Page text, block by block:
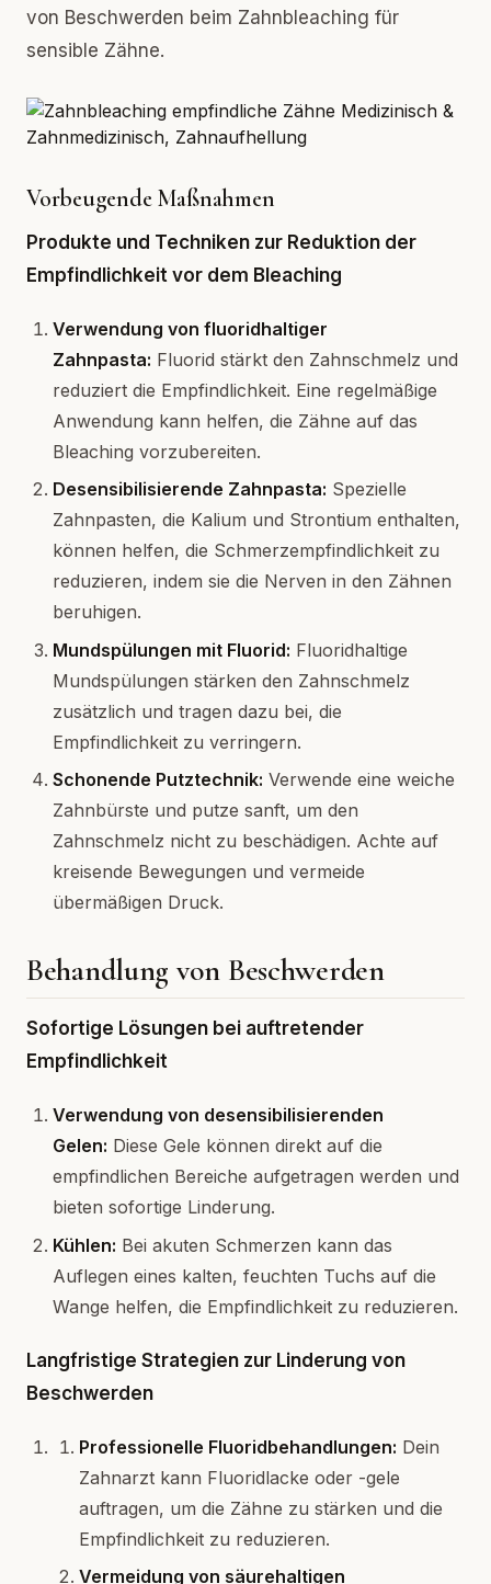
von Beschwerden beim Zahnbleaching für
sensible Zähne.
Vorbeugende Maßnahmen
Produkte und Techniken zur Reduktion der
Empfindlichkeit vor dem Bleaching
Verwendung von fluoridhaltiger
Zahnpasta: Fluorid stärkt den Zahnschmelz und
reduziert die Empfindlichkeit. Eine regelmäßige
Anwendung kann helfen, die Zähne auf das
Bleaching vorzubereiten.
Desensibilisierende Zahnpasta: Spezielle
Zahnpasten, die Kalium und Strontium enthalten,
können helfen, die Schmerzempfindlichkeit zu
reduzieren, indem sie die Nerven in den Zähnen
beruhigen.
Mundspülungen mit Fluorid: Fluoridhaltige
Mundspülungen stärken den Zahnschmelz
zusätzlich und tragen dazu bei, die
Empfindlichkeit zu verringern.
Schonende Putztechnik: Verwende eine weiche
Zahnbürste und putze sanft, um den
Zahnschmelz nicht zu beschädigen. Achte auf
kreisende Bewegungen und vermeide
übermäßigen Druck.
Behandlung von Beschwerden
Sofortige Lösungen bei auftretender
Empfindlichkeit
Verwendung von desensibilisierenden
Gelen: Diese Gele können direkt auf die
empfindlichen Bereiche aufgetragen werden und
bieten sofortige Linderung.
Kühlen: Bei akuten Schmerzen kann das
Auflegen eines kalten, feuchten Tuchs auf die
Wange helfen, die Empfindlichkeit zu reduzieren.
Langfristige Strategien zur Linderung von
Beschwerden
Professionelle Fluoridbehandlungen: Dein
Zahnarzt kann Fluoridlacke oder -gele
auftragen, um die Zähne zu stärken und die
Empfindlichkeit zu reduzieren.
Vermeidung von säurehaltigen